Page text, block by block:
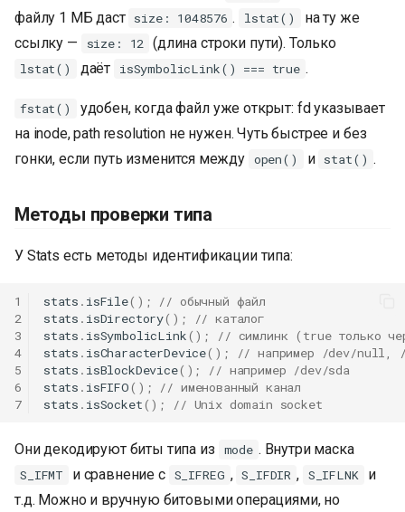
файлу 1 МБ даст size: 1048576 . lstat()
на ту же
ссылку —
size: 12 (длина строки пути). Только
lstat() даёт isSymbolicLink() === true .
fstat()
удобен, когда файл уже открыт: fd указывает
на inode, path resolution не нужен. Чуть быстрее и без
гонки, если путь изменится между open() и stat() .
Методы проверки типа
У Stats есть методы идентификации типа:
1
2
3
4
5
6
7
stats . isFile();
// обычный файл
stats . isDirectory();
// каталог
stats . isSymbolicLink();
// симлинк (true только
stats . isCharacterDevice();
// например /dev/null, /
stats . isBlockDevice();
// например /dev/sda
stats . isFIFO();
// именованный канал
stats . isSocket(); // Unix domain socket
Они декодируют биты типа из mode . Внутри маска
S_IFMT и сравнение с S_IFREG , S_IFDIR , S_IFLNK
и
т.д. Можно и вручную битовыми операциями, но
К началу